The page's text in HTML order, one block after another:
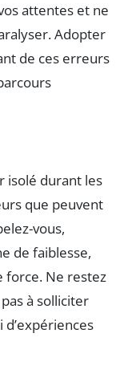
attentes et ne
Adopter
de ces erreurs
isolé durant les
que peuvent
vous,
de faiblesse,
force. Ne restez
à solliciter